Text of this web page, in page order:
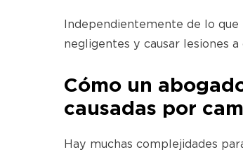
Independientemente de lo
negligentes y causar lesiones
Cómo un
causadas por
Hay muchas complejidades